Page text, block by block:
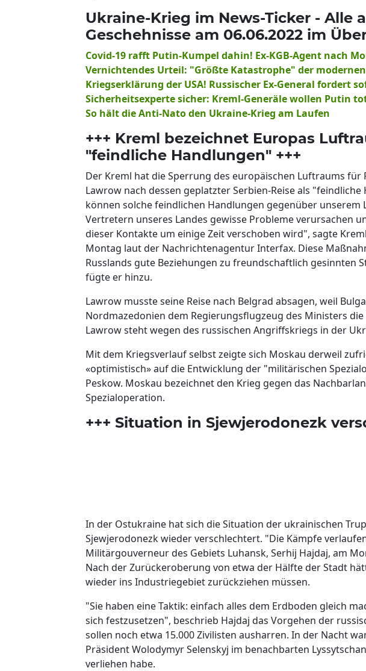
Ukraine-Krieg im News-Ticker - Alle
Geschehnisse am 06.06.2022 im
Covid-19 rafft Putin-Kumpel dahin! Ex-KGB-Agent nach
Vernichtendes Urteil: "Größte Katastrophe" der
Kriegserklärung der USA! Russischer Ex-General fordert
Sicherheitsexperte sicher: Kreml-Generäle wollen Putin
So hält die Anti-Nato den Ukraine-Krieg am Laufen
+++ Kreml bezeichnet Europas
"feindliche Handlungen" +++
Der Kreml hat die Sperrung des europäischen Luftraums für
Lawrow nach dessen geplatzter Serbien-Reise als
können solche feindlichen Handlungen gegenüber unserem
Vertretern unseres Landes gewisse Probleme verursachen
dieser Kontakte um einige Zeit verschoben wird", sagte
Montag laut der Nachrichtenagentur Interfax. Diese
Russlands gute Beziehungen zu freundschaftlich gesinnten
fügte er hinzu.
Lawrow musste seine Reise nach Belgrad absagen, weil
Nordmazedonien dem Regierungsflugzeug des Ministers
Lawrow steht wegen des russischen Angriffskriegs in der
Mit dem Kriegsverlauf selbst zeigte sich Moskau derweil
«optimistisch» auf die Entwicklung der "militärischen
Peskow. Moskau bezeichnet den Krieg gegen das
Spezialoperation.
+++ Situation in Sjewjerodonezk
In der Ostukraine hat sich die Situation der ukrainischen
Sjewjerodonezk wieder verschlechtert. "Die Kämpfe
Militärgouverneur des Gebiets Luhansk, Serhij Hajdaj, am
Nach der Zurückeroberung von etwa der Hälfte der Stadt
wieder ins Industriegebiet zurückziehen müssen.
"Sie haben eine Taktik: einfach alles dem Erdboden gleich
sich festzusetzen", beschrieb Hajdaj das Vorgehen der
sollen noch etwa 15.000 Zivilisten ausharren. In der Nacht
Präsident Wolodymyr Selenskyj im benachbarten
verliehen habe.